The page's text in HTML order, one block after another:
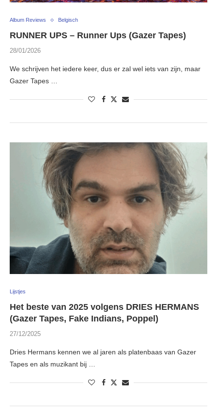
Album Reviews Belgisch
RUNNER UPS – Runner Ups (Gazer Tapes)
28/01/2026
We schrijven het iedere keer, dus er zal wel iets van zijn, maar
Gazer Tapes …
Lijstjes
Het beste van 2025 volgens DRIES HERMANS
(Gazer Tapes, Fake Indians, Poppel)
27/12/2025
Dries Hermans kennen we al jaren als platenbaas van Gazer
Tapes en als muzikant bij …